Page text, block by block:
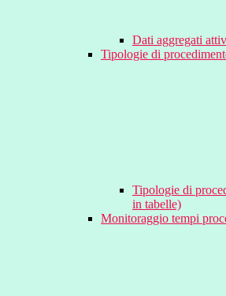
Dati aggregati
Tipologie di
Tipologie di
in tabelle)
Monitoraggio tempi